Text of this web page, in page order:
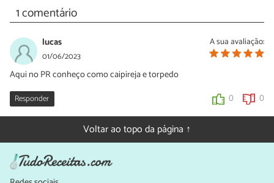
1 comentário
A sua avaliação:
lucas
01/06/2023
Aqui no PR conheço como caipireja e torpedo
Responder 0 0
Voltar ao topo da página ↑